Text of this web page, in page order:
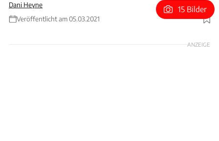
Dani Heyne
Veröffentlicht am 05.03.2021
Foto: Dani Heyne
15 Bilder
ANZEIGE